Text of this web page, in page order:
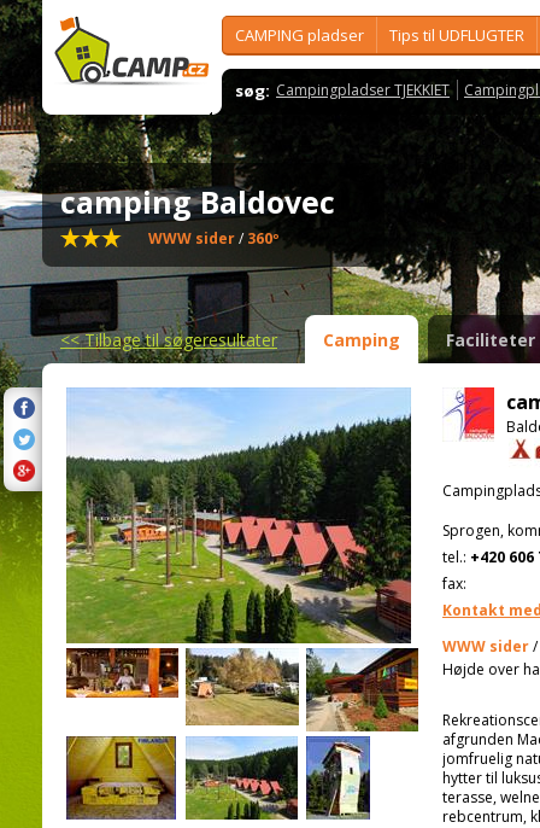
CAMPING pladser Tips til UDFLUGTER
søg: Campingpladser TJEKKIET
camping Baldovec
WWW sider/360º
<<Tilbage til søgeresultater Camping Faciliteter
Sprogen,
tel.: +420 606
fax:
Kontakt
WWW sider/
Højde over
afgrunden
jomfruelig
hytter til
terasse,
rebcentrum,